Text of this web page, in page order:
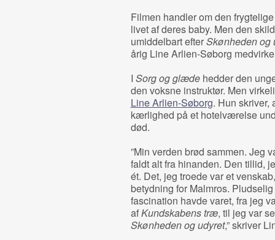
Filmen handler om den
livet af deres baby. Men den
umiddelbart efterSkønheden og
årig Line Arlien-Søborg
I Sorg og glæde hedder den
den voksne instruktør. Men
Line Arlien-Søborg. Hun
kærlighed på et hotelværelse
død.
”Min verden brød sammen. Jeg
faldt alt fra hinanden. Den tillid,
ét. Det, jeg troede var et
betydning for Malmros.
fascination havde varet, fra jeg
afKundskabens træ, til jeg var
Skønheden og udyret,” skriver